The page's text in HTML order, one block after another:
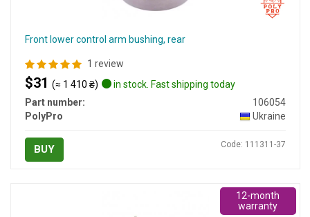
Front lower control arm bushing, rear
1 review
$31 (≈ 1 410 ₴)
in stock. Fast shipping today
Part number:
106054
PolyPro
Ukraine
BUY Code: 111311-37
12-month
warranty